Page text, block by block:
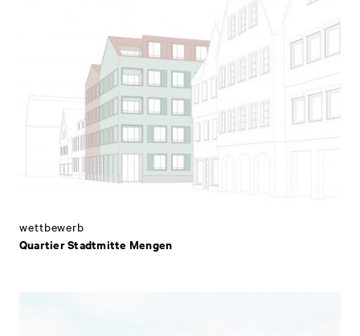
Quartier Stadtmitte Mengen
wettbewerb